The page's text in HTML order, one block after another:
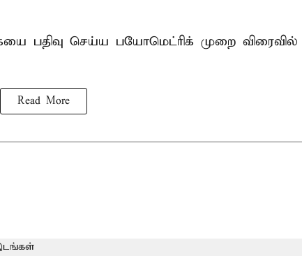
பதிவு செய்ய பயோமெட்ரிக் முறை விரைவில்
Read More